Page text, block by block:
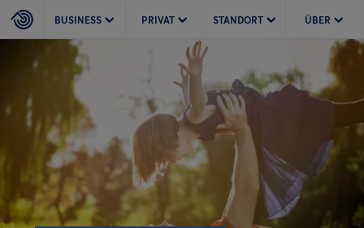
BUSINESS PRIVAT STANDORT ÜBER